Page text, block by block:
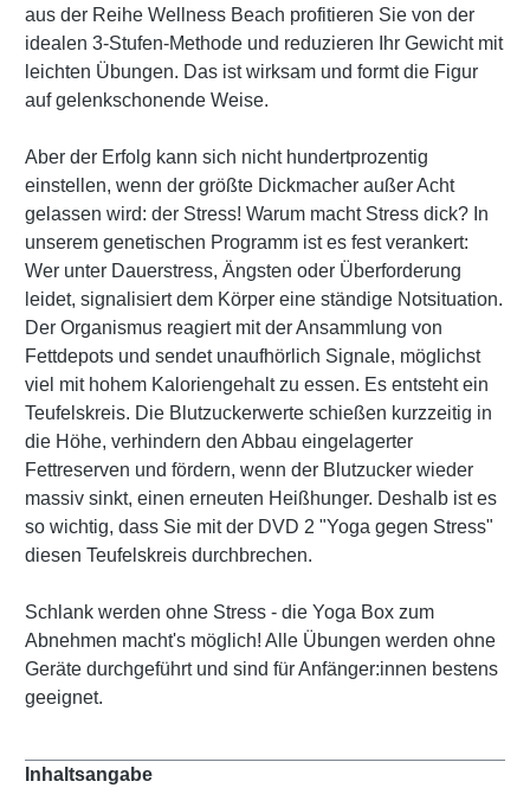
aus der Reihe Wellness Beach profitieren Sie von der
idealen 3-Stufen-Methode und reduzieren Ihr Gewicht mit
leichten Übungen. Das ist wirksam und formt die Figur
auf gelenkschonende Weise.
Aber der Erfolg kann sich nicht hundertprozentig
einstellen, wenn der größte Dickmacher außer Acht
gelassen wird: der Stress! Warum macht Stress dick? In
unserem genetischen Programm ist es fest verankert:
Wer unter Dauerstress, Ängsten oder Überforderung
leidet, signalisiert dem Körper eine ständige Notsituation.
Der Organismus reagiert mit der Ansammlung von
Fettdepots und sendet unaufhörlich Signale, möglichst
viel mit hohem Kaloriengehalt zu essen. Es entsteht ein
Teufelskreis. Die Blutzuckerwerte schießen kurzzeitig in
die Höhe, verhindern den Abbau eingelagerter
Fettreserven und fördern, wenn der Blutzucker wieder
massiv sinkt, einen erneuten Heißhunger. Deshalb ist es
so wichtig, dass Sie mit der DVD 2 "Yoga gegen Stress"
diesen Teufelskreis durchbrechen.
Schlank werden ohne Stress - die Yoga Box zum
Abnehmen macht's möglich! Alle Übungen werden ohne
Geräte durchgeführt und sind für Anfänger:innen bestens
geeignet.
Inhaltsangabe